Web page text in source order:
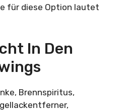
für diese Option lautet
In Den
Brennspiritus,